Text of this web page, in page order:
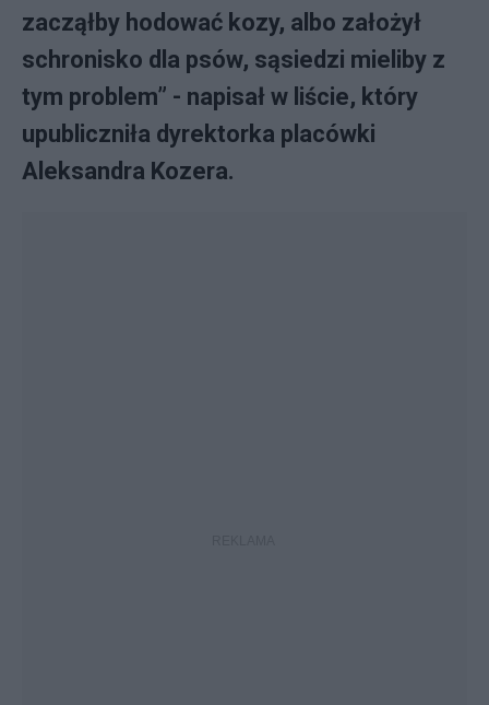
zacząłby hodować kozy, albo założył
schronisko dla psów, sąsiedzi mieliby z
tym problem” - napisał w liście, który
upubliczniła dyrektorka placówki
Aleksandra Kozera.